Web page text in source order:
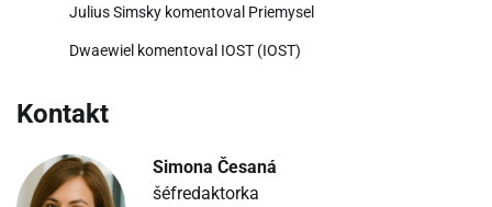
Julius Simsky komentoval Priemysel
Dwaewiel komentoval IOST (IOST)
Kontakt
Simona Česaná
šéfredaktorka